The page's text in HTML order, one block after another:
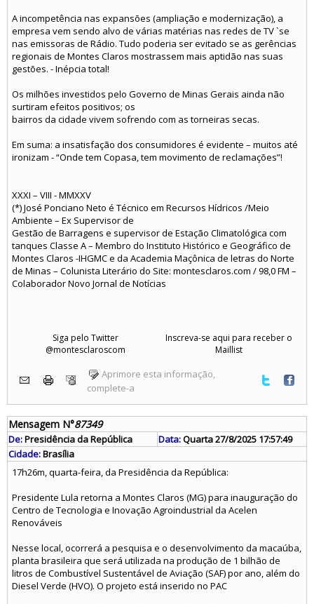
A incompetência nas expansões (ampliação e modernização), a
empresa vem sendo alvo de várias matérias nas redes de TV `se
nas emissoras de Rádio. Tudo poderia ser evitado se as gerências
regionais de Montes Claros mostrassem mais aptidão nas suas
gestões. - Inépcia total!
Os milhões investidos pelo Governo de Minas Gerais ainda não
surtiram efeitos positivos; os
bairros da cidade vivem sofrendo com as torneiras secas.
Em suma: a insatisfação dos consumidores é evidente – muitos até
ironizam - “Onde tem Copasa, tem movimento de reclamações”!
XXXI – VIII - MMXXV
(*) José Ponciano Neto é Técnico em Recursos Hídricos /Meio
Ambiente – Ex Supervisor de
Gestão de Barragens e supervisor de Estação Climatológica com
tanques Classe A – Membro do Instituto Histórico e Geográfico de
Montes Claros -IHGMC e da Academia Maçônica de letras do Norte
de Minas – Colunista Literário do Site: montesclaros.com / 98,0 FM –
Colaborador Novo Jornal de Notícias
Siga pelo Twitter
@montesclaroscom
Inscreva-se aqui para receber o
Maillist
Aprimore esta informação,
complete-a
Mensagem N°87349
De:Presidência da República Data:Quarta 27/8/2025 17:57:49
Cidade:Brasília
17h26m, quarta-feira, da Presidência da República:
Presidente Lula retorna a Montes Claros (MG) para inauguração do
Centro de Tecnologia e Inovação Agroindustrial da Acelen
Renováveis
Nesse local, ocorrerá a pesquisa e o desenvolvimento da macaúba,
planta brasileira que será utilizada na produção de 1 bilhão de
litros de Combustível Sustentável de Aviação (SAF) por ano, além do
Diesel Verde (HVO). O projeto está inserido no PAC